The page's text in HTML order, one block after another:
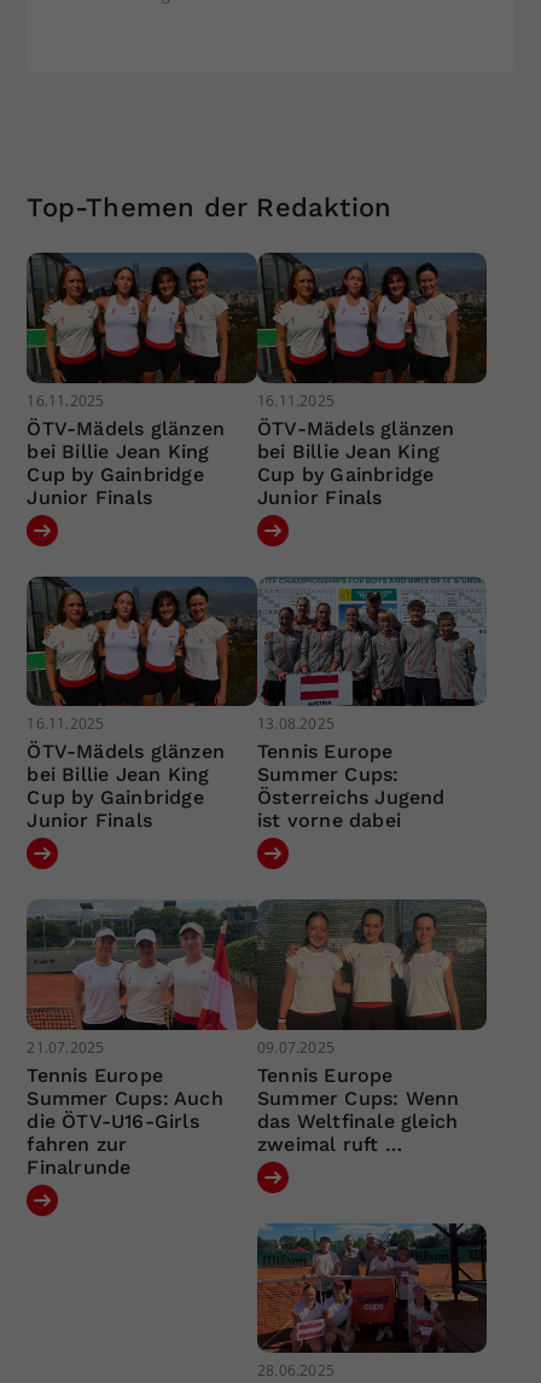
Top-Themen der Redaktion
16.11.2025
ÖTV-Mädels glänzen
bei Billie Jean King
Cup by Gainbridge
Junior Finals
16.11.2025
ÖTV-Mädels glänzen
bei Billie Jean King
Cup by Gainbridge
Junior Finals
16.11.2025
ÖTV-Mädels glänzen
bei Billie Jean King
Cup by Gainbridge
Junior Finals
13.08.2025
Tennis Europe
Summer Cups:
Österreichs Jugend
ist vorne dabei
21.07.2025
Tennis Europe
Summer Cups: Auch
die ÖTV-U16-Girls
fahren zur
Finalrunde
09.07.2025
Tennis Europe
Summer Cups: Wenn
das Weltfinale gleich
zweimal ruft …
28.06.2025